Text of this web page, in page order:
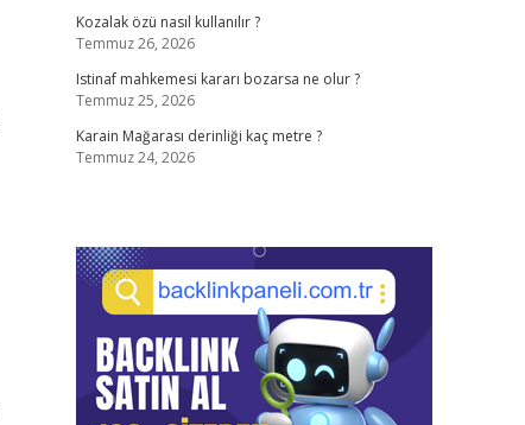
Kozalak özü nasıl kullanılır ?
Temmuz 26, 2026
Istinaf mahkemesi kararı bozarsa ne olur ?
Temmuz 25, 2026
Karain Mağarası derinliği kaç metre ?
Temmuz 24, 2026